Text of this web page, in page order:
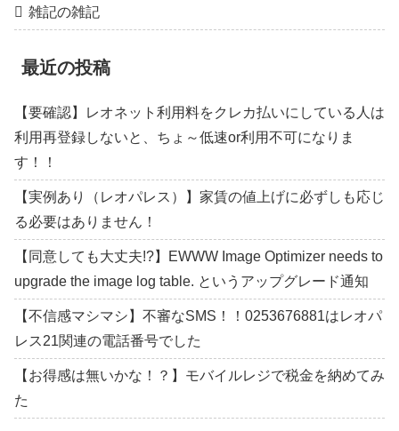
雑記の雑記
最近の投稿
【要確認】レオネット利用料をクレカ払いにしている人は
利用再登録しないと、ちょ～低速or利用不可になりま
す！！
【実例あり（レオパレス）】家賃の値上げに必ずしも応じ
る必要はありません！
【同意しても大丈夫!?】EWWW Image Optimizer needs to
upgrade the image log table. というアップグレード通知
【不信感マシマシ】不審なSMS！！0253676881はレオパ
レス21関連の電話番号でした
【お得感は無いかな！？】モバイルレジで税金を納めてみ
た